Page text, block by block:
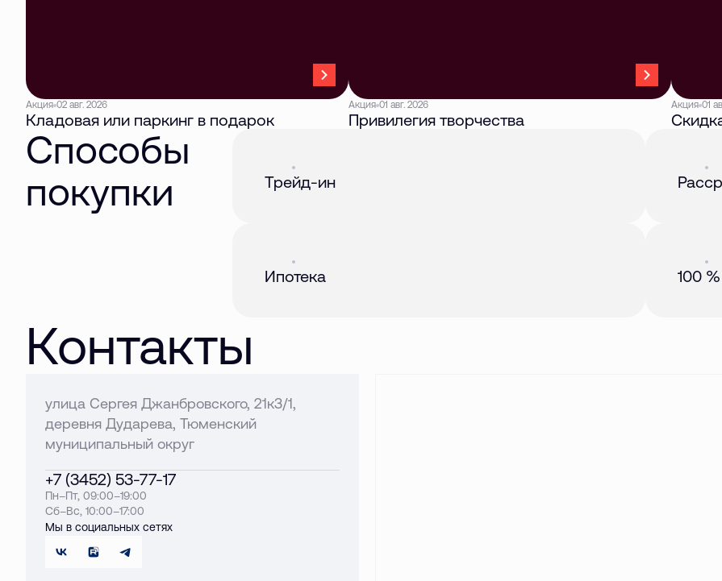
Акция 02 авг. 2026
Кладовая или паркинг в подарок
Акция 01 авг. 2026
Привилегия творчества
Акция 01
Способы
покупки
Трейд-ин
Ипотека 100
Контакты
улица Сергея Джанбровского, 21к3/1,
деревня Дударева, Тюменский
муниципальный округ
+7 (3452) 53-77-17
Пн–Пт, 09:00–19:00
Сб–Вс, 10:00–17:00
Мы в социальных сетях